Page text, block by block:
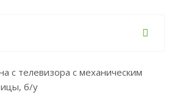
с телевизора с механическим
б/у